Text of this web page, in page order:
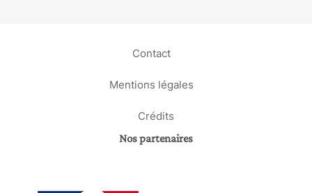
Contact
Mentions légales
Crédits
Nos partenaires